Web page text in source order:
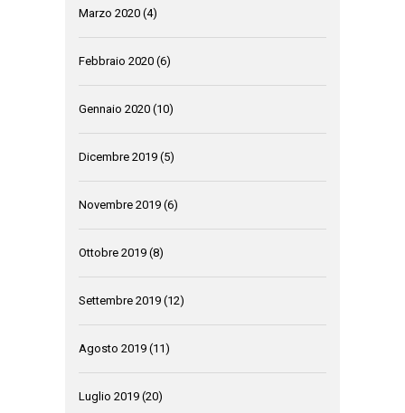
Marzo 2020 (4)
Febbraio 2020 (6)
Gennaio 2020 (10)
Dicembre 2019 (5)
Novembre 2019 (6)
Ottobre 2019 (8)
Settembre 2019 (12)
Agosto 2019 (11)
Luglio 2019 (20)